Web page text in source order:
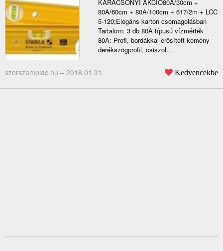
KARÁCSONYI AKCIÓ80A/30cm +
80A/60cm + 80A/100cm + 617/2m + LCC
5-120;Elegáns karton csomagolásban
Tartalom: 3 db 80A típusú vízmérték
80A: Profi, bordákkal erősített kemény
derékszögprofil, csiszol...
szerszampiac.hu – 2018.01.31. Kedvencekbe